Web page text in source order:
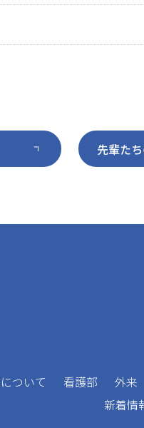
円、休日手当1,000円、
5回の場合）：年収410万円
憩2時間）
さん定時に帰宅してい
円、休日手当1,000円
先輩た
ついて 看護部 外来
新着情